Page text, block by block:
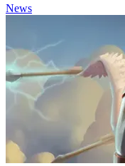
News